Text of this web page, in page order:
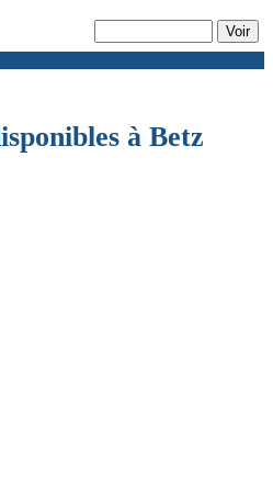
à Betz